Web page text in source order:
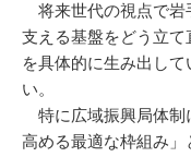
将来世代の視点で岩
支える基盤をどう立
を具体的に生み出し
い。
特に広域振興局体
高める最適な枠組み